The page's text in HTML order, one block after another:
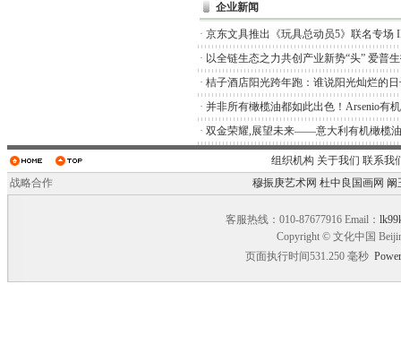
企业新闻
· 京东文具推出《玩具总动员5》联名专场
· 以全链生态之力共创产业新势“头” 爱普
· 桔子酒店阳光跨年跑：谁说阳光灿烂的
· 并非所有橄榄油都如此出色！Arsenio有
· 双金荣耀,展望未来——意大利有机橄榄
组织机构 关于我们 联系我
战略合作
穆振庚艺术网 杜中良国画网 阚
客服热线：010-87677916 Email：
Copyright © 文化中国
页面执行时间531.250 毫秒